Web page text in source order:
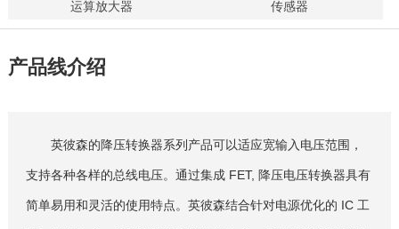
运算放大器 传感器
产品线介绍
英彼森的降压转换器系列产品可以适应宽输入电压范围，
支持各种各样的总线电压。通过集成 FET, 降压电压转换器具有
简单易用和灵活的使用特点。英彼森结合针对电源优化的 IC 工